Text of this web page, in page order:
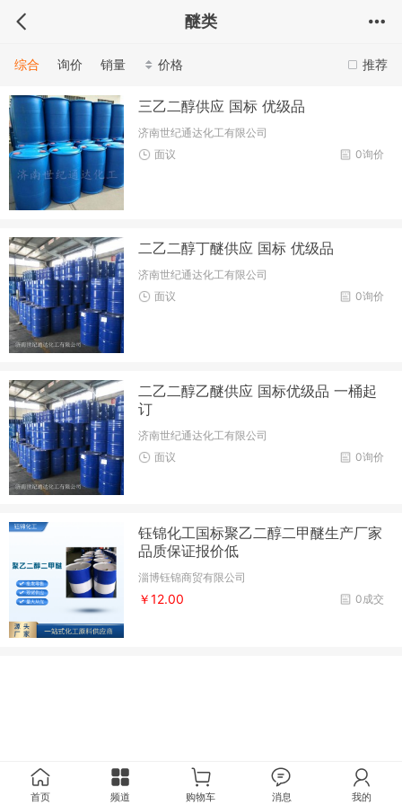
醚类
推荐
综合 询价 销量 价格
三乙二醇供应 国标 优级品
济南世纪通达化工有限公司
0询价
面议
二乙二醇丁醚供应 国标 优级品
济南世纪通达化工有限公司
0询价
面议
二乙二醇乙醚供应 国标优级品 一桶起
订
济南世纪通达化工有限公司
0询价
面议
钰锦化工国标聚乙二醇二甲醚生产厂家
品质保证报价低
淄博钰锦商贸有限公司
0成交
￥12.00
首页 频道 购物车 消息 我的